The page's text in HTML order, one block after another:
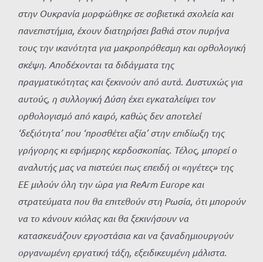
στην Ουκρανία μορφώθηκε σε σοβιετικά σχολεία και
πανεπιστήμια, έχουν διατηρήσει βαθιά στον πυρήνα
τους την ικανότητα για μακροπρόθεσμη και ορθολογική
σκέψη. Αποδέχονται τα διδάγματα της
πραγματικότητας και ξεκινούν από αυτά. Δυστυχώς για
αυτούς, η συλλογική Δύση έχει εγκαταλείψει τον
ορθολογισμό από καιρό, καθώς δεν αποτελεί
‘δεξιότητα’ που ‘προσθέτει αξία’ στην επιδίωξη της
γρήγορης κι εφήμερης κερδοσκοπίας. Τέλος, μπορεί ο
αναλυτής μας να πιστεύει πως επειδή οι «ηγέτες» της
ΕΕ μιλούν όλη την ώρα γιαReArm Europeκαι
στρατεύματα που θα επιτεθούν στη Ρωσία, ότι μπορούν
να το κάνουν κιόλας και θα ξεκινήσουν να
κατασκευάζουν εργοστάσια και να ξαναδημιουργούν
οργανωμένη εργατική τάξη, εξειδικευμένη μάλιστα.